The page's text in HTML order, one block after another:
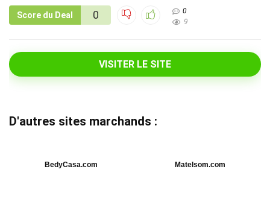
Score du Deal 0
0
9
VISITER LE SITE
D'autres sites marchands :
BedyCasa.com Matelsom.com